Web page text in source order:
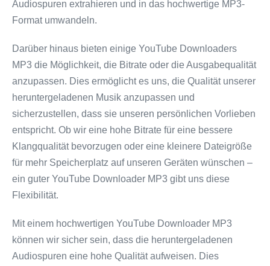
Audiospuren extrahieren und in das hochwertige MP3-
Format umwandeln.
Darüber hinaus bieten einige YouTube Downloaders
MP3 die Möglichkeit, die Bitrate oder die Ausgabequalität
anzupassen. Dies ermöglicht es uns, die Qualität unserer
heruntergeladenen Musik anzupassen und
sicherzustellen, dass sie unseren persönlichen Vorlieben
entspricht. Ob wir eine hohe Bitrate für eine bessere
Klangqualität bevorzugen oder eine kleinere Dateigröße
für mehr Speicherplatz auf unseren Geräten wünschen –
ein guter YouTube Downloader MP3 gibt uns diese
Flexibilität.
Mit einem hochwertigen YouTube Downloader MP3
können wir sicher sein, dass die heruntergeladenen
Audiospuren eine hohe Qualität aufweisen. Dies